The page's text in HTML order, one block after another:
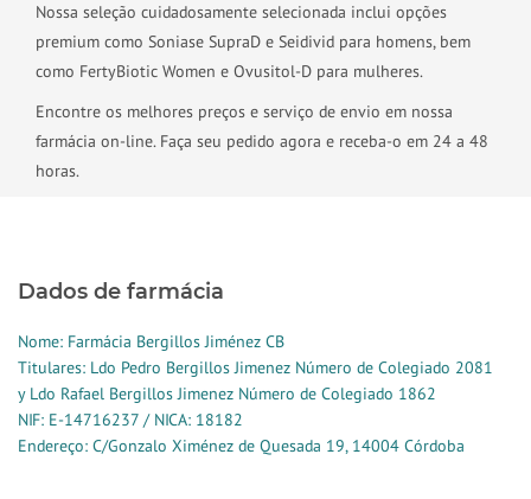
Nossa seleção cuidadosamente selecionada inclui opções
premium como Soniase SupraD e Seidivid para homens, bem
como FertyBiotic Women e Ovusitol-D para mulheres.
Encontre os melhores preços e serviço de envio em nossa
farmácia on-line. Faça seu pedido agora e receba-o em 24 a 48
horas.
Dados de farmácia
Nome: Farmácia Bergillos Jiménez CB
Titulares: Ldo Pedro Bergillos Jimenez Número de Colegiado 2081
y Ldo Rafael Bergillos Jimenez Número de Colegiado 1862
NIF: E-14716237 / NICA: 18182
Endereço: C/Gonzalo Ximénez de Quesada 19, 14004 Córdoba